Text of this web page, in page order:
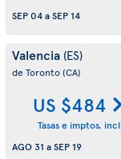
SEP 04aSEP 14
Valencia (ES)
de Toronto(CA)
US $484
Tasas e imptos.
AGO 31 aSEP 19